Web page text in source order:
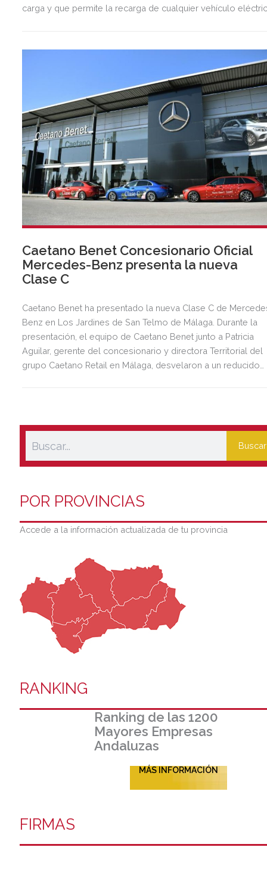
carga y que permite la recarga de cualquier vehículo
Caetano Benet Concesionario Oficial
Mercedes-Benz presenta la nueva
Clase C
Caetano Benet ha presentado la nueva Clase C de
Benz en Los Jardines de San Telmo de Málaga. Durante la
presentación, el equipo de Caetano Benet junto a Patricia
Aguilar, gerente del concesionario y directora Territorial del
grupo Caetano Retail en Málaga, desvelaron a un reducido
Buscar
POR PROVINCIAS
Accede a la información actualizada de tu provincia
RANKING
Ranking de las 1200
Mayores Empresas
Andaluzas
MÁS INFORMACIÓN
FIRMAS